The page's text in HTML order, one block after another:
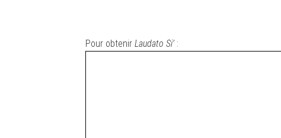
Pour obtenir Laudato Si’ :